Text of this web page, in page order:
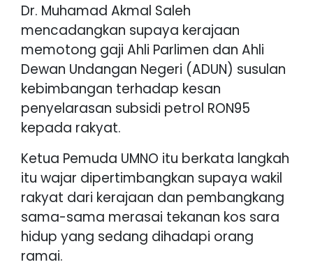
Dr. Muhamad Akmal Saleh
mencadangkan supaya kerajaan
memotong gaji Ahli Parlimen dan Ahli
Dewan Undangan Negeri (ADUN) susulan
kebimbangan terhadap kesan
penyelarasan subsidi petrol RON95
kepada rakyat.
Ketua Pemuda UMNO itu berkata langkah
itu wajar dipertimbangkan supaya wakil
rakyat dari kerajaan dan pembangkang
sama-sama merasai tekanan kos sara
hidup yang sedang dihadapi orang
ramai.